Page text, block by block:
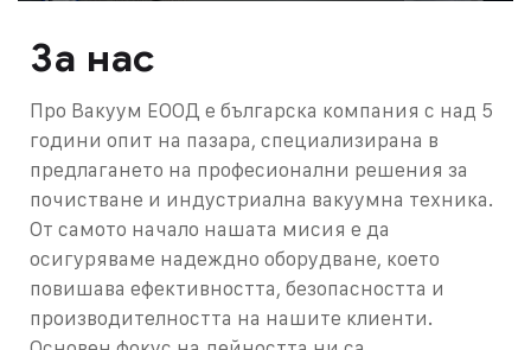
За нас
Про Вакуум ЕООД е българска компания с над 5
години опит на пазара, специализирана в
предлагането на професионални решения за
почистване и индустриална вакуумна техника.
От самото начало нашата мисия е да
осигуряваме надеждно оборудване, което
повишава ефективността, безопасността и
производителността на нашите клиенти.